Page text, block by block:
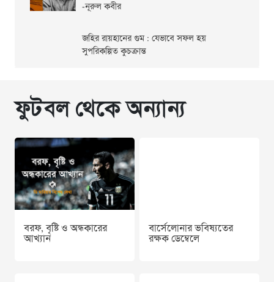
-নূরুল কবীর
জহির রায়হানের গুম : যেভাবে সফল হয়
সুপরিকল্পিত কুচক্রান্ত
ফুটবল থেকে অন্যান্য
বরফ, বৃষ্টি ও অন্ধকারের
আখ্যান
বার্সেলোনার ভবিষ্যতের
রক্ষক ডেম্বেলে